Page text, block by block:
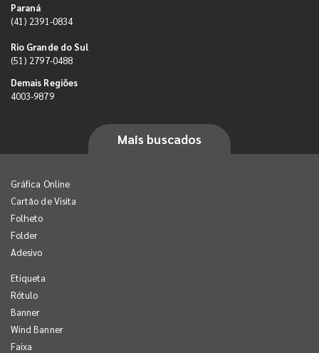
Paraná
(41) 2391-0834
Rio Grande do Sul
(51) 2797-0488
Demais Regiões
4003-9879
Mais buscados
Gráfica Online
Cartão de Visita
Folheto
Folder
Adesivo
Etiqueta
Rótulo
Banner
Wind Banner
Faixa